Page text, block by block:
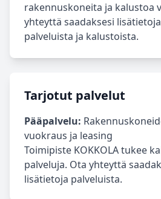
rakennuskoneita ja kalustoa
yhteyttä saadaksesi
palveluista ja kalustoista.
Tarjotut palvelut
Pääpalvelu:
vuokraus ja leasing
Toimipiste KOKKOLA tukee
palveluja. Ota yhteyttä
lisätietoja palveluista.